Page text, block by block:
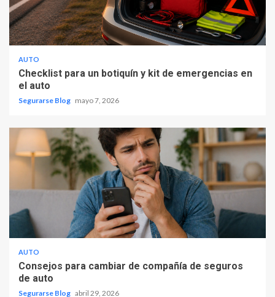
AUTO
Checklist para un botiquín y kit de emergencias en
el auto
Segurarse Blog mayo 7, 2026
AUTO
Consejos para cambiar de compañía de seguros
de auto
Segurarse Blog abril 29, 2026